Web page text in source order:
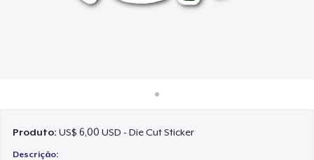
Produto:US$ 6,00 USD - Die Cut Sticker
Descrição: